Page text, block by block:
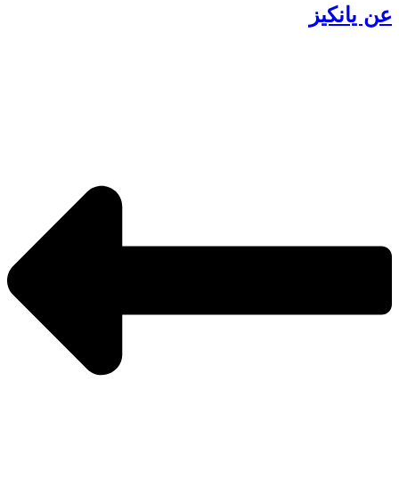
عن يانكيز